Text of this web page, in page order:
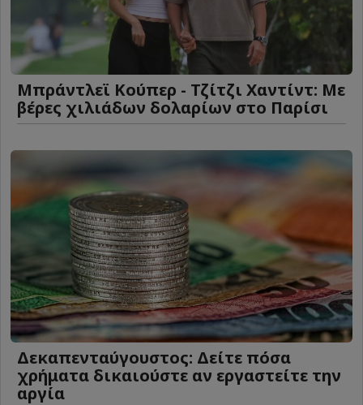
Μπράντλεϊ Κούπερ - Τζίτζι Χαντίντ: Με
βέρες χιλιάδων δολαρίων στο Παρίσι
Δεκαπενταύγουστος: Δείτε πόσα
χρήματα δικαιούστε αν εργαστείτε την
αργία